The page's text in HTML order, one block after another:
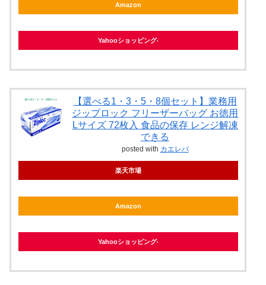
Amazon
Yahooショッピング
【選べる1・3・5・8個セット】業務用
ジップロック フリーザーバッグ お徳用
Lサイズ 72枚入 食品の保存 レンジ解凍
できる
posted with カエレバ
楽天市場
Amazon
Yahooショッピング